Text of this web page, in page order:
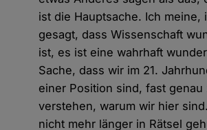
ist die Hauptsache. Ich meine,
gesagt, dass Wissenschaft
ist, es ist eine wahrhaft
Sache, dass wir im 21.
einer Position sind, fast genau
verstehen, warum wir hier
nicht mehr länger in Rätsel